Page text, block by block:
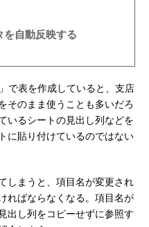
を自動反映する
で表を作成していると、支店
そのまま使うことも多いだろ
いるシートの見出し列などを
に貼り付けているのではない
しまうと、項目名が変更され
ればならなくなる。項目名が
出し列をコピーせずに参照す